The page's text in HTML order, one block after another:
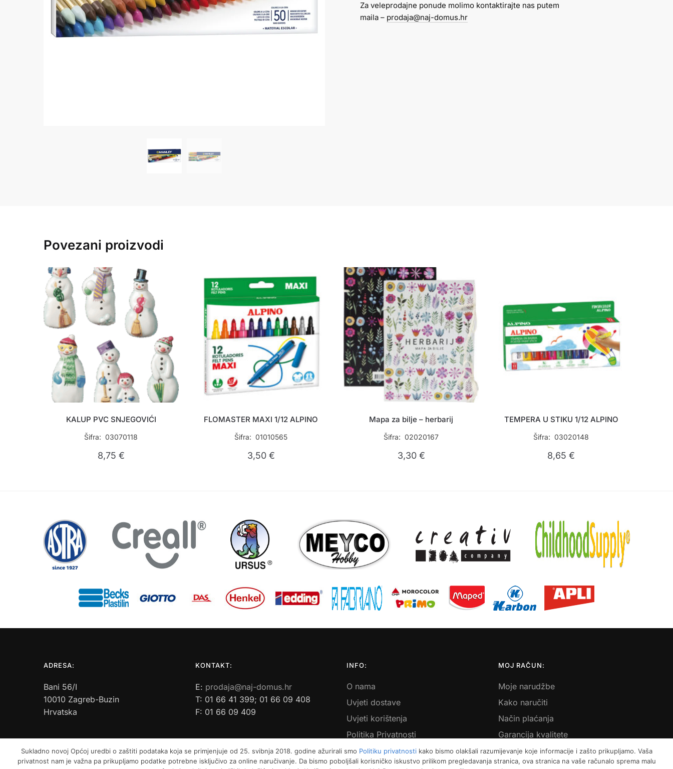
MANLEY
50
Za veleprodajne ponude molimo kontaktirajte nas putem
maila – prodaja@naj-domus.hr
Povezani proizvodi
KALUP PVC SNJEGOVIĆI
Šifra: 03070118
8,75 €
FLOMASTER MAXI 1/12 ALPINO
Šifra: 01010565
3,50 €
Mapa za bilje – herbarij
Šifra: 02020167
3,30 €
TEMPERA U STIKU 1/12 ALPINO
Šifra: 03020148
8,65€
ADRESA:
Bani 56/I
10010 Zagreb-Buzin
Hrvatska
KONTAKT:
E: prodaja@naj-domus.hr
T: 01 66 41 399; 01 66 09 408
F: 01 66 09 409
INFO:
O nama
Uvjeti dostave
Uvjeti korištenja
Politika Privatnosti
Povrati i reklamacije
Kontakt
MOJ RAČUN:
Moje narudžbe
Kako naručiti
Način plaćanja
Garancija kvalitete
Košarica
Sukladno novoj Općoj uredbi o zaštiti podataka koja se primjenjuje od 25. svibnja 2018. godine ažurirali smo Politiku privatnostikako bismo olakšali razumijevanje koje informacije i zašto prikupljamo. Vaša
privatnost nam je važna pa prikupljamo podatke potrebne isključivo za online naručivanje. Da bismo poboljšali korisničko iskustvo prilikom pregledavanja stranica, ova stranica na vaše računalo sprema malu